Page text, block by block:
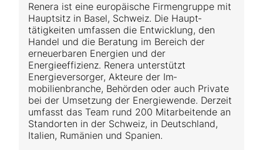
Renera ist eine europäische Firmen­gruppe mit
Hauptsitz in Basel, Schweiz. Die Haupt­
tätigkeiten umfassen die Entwicklung, den
Handel und die Beratung im Bereich der
erneuerbaren Energien und der
Energieeffizienz. Renera unterstützt
Energieversorger, Akteure der Im­
mobilienbranche, Behörden oder auch Private
bei der Umsetzung der Energiewende. Derzeit
umfasst das Team rund 200 Mitarbeitende an
Standorten in der Schweiz, in Deutschland,
Italien, Rumänien und Spanien.